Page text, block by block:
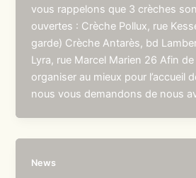
vous rappelons que 3 crèches
ouvertes : Crèche Pollux, rue
garde) Crèche Antarès, bd
Lyra, rue Marcel Marien 26 Afin
organiser au mieux pour l’accueil
nous vous demandons de nous
News